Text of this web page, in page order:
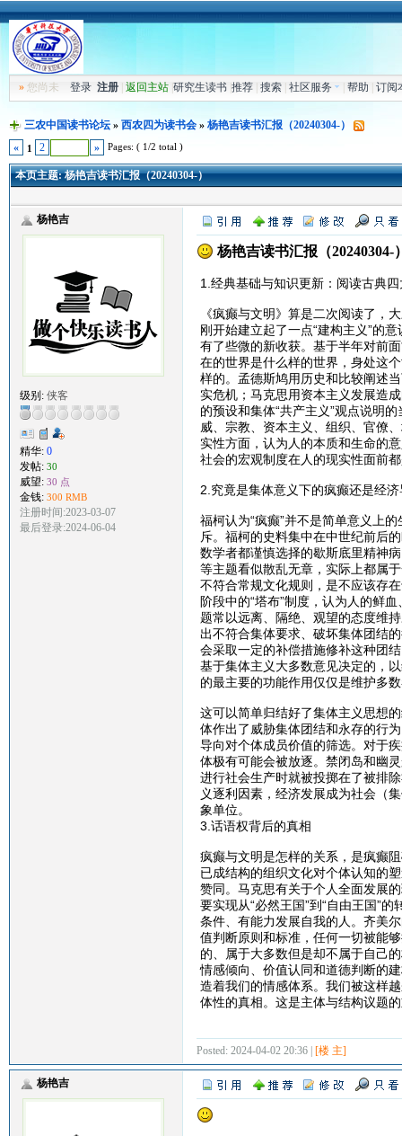
»您尚未 登录 注册| 返回主站| 研究生读书| 推荐| 搜索| 社区服务 帮助 订阅
三农中国读书论坛» 西农四为读书会 » 杨艳吉读书汇报（20240304-）
«
1 2 » Pages: ( 1/2 total )
本页主题:杨艳吉读书汇报（20240304-）
杨艳吉
级别: 侠客
精华: 0
发帖: 30
威望: 30 点
金钱: 300 RMB
注册时间:2023-03-07
最后登录:2024-06-04
杨艳吉读书汇报（20240304-
1.经典基础与知识更新：阅读古典
《疯癫与文明》算是二次阅读了，
刚开始建立起了一点“建构主义”的
有了些微的新收获。基于半年对前
在的世界是什么样的世界，身处这
样的。孟德斯鸠用历史和比较阐述
实危机；马克思用资本主义发展造
的预设和集体“共产主义”观点说明
威、宗教、资本主义、组织、官僚
实性方面，认为人的本质和生命的
社会的宏观制度在人的现实性面前
2.究竟是集体意义下的疯癫还是经
福柯认为“疯癫”并不是简单意义上
斥。福柯的史料集中在中世纪前后
数学者都谨慎选择的歇斯底里精神
等主题看似散乱无章，实际上都属
不符合常规文化规则，是不应该存
阶段中的“塔布”制度，认为人的鲜
题常以远离、隔绝、观望的态度维
出不符合集体要求、破坏集体团结
会采取一定的补偿措施修补这种团
基于集体主义大多数意见决定的，
的最主要的功能作用仅仅是维护多
这可以简单归结好了集体主义思想
体作出了威胁集体团结和永存的行
导向对个体成员价值的筛选。对于
体极有可能会被放逐。禁闭岛和幽
进行社会生产时就被投掷在了被排
义逐利因素，经济发展成为社会（
象单位。
3.话语权背后的真相
疯癫与文明是怎样的关系，是疯癫
已成结构的组织文化对个体认知的
赞同。马克思有关于个人全面发展
要实现从“必然王国”到“自由王国”
条件、有能力发展自我的人。齐美
值判断原则和标准，任何一切被能
的、属于大多数但是却不属于自己
情感倾向、价值认同和道德判断的
造着我们的情感体系。我们被这样
体性的真相。这是主体与结构议题
Posted: 2024-04-02 20:36 | [楼 主]
杨艳吉